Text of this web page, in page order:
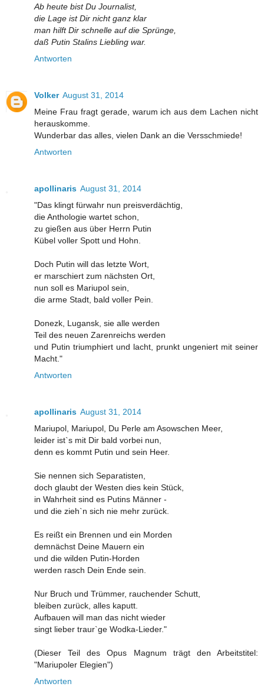
Ab heute bist Du Journalist,
die Lage ist Dir nicht ganz klar
man hilft Dir schnelle auf die Sprünge,
daß Putin Stalins Liebling war.
Antworten
Volker August 31, 2014
Meine Frau fragt gerade, warum ich aus dem Lachen nicht
herauskomme.
Wunderbar das alles, vielen Dank an die Versschmiede!
Antworten
apollinaris August 31, 2014
"Das klingt fürwahr nun preisverdächtig,
die Anthologie wartet schon,
zu gießen aus über Herrn Putin
Kübel voller Spott und Hohn.
Doch Putin will das letzte Wort,
er marschiert zum nächsten Ort,
nun soll es Mariupol sein,
die arme Stadt, bald voller Pein.
Donezk, Lugansk, sie alle werden
Teil des neuen Zarenreichs werden
und Putin triumphiert und lacht, prunkt ungeniert mit seiner
Macht."
Antworten
apollinaris August 31, 2014
Mariupol, Mariupol, Du Perle am Asowschen Meer,
leider ist`s mit Dir bald vorbei nun,
denn es kommt Putin und sein Heer.
Sie nennen sich Separatisten,
doch glaubt der Westen dies kein Stück,
in Wahrheit sind es Putins Männer -
und die zieh`n sich nie mehr zurück.
Es reißt ein Brennen und ein Morden
demnächst Deine Mauern ein
und die wilden Putin-Horden
werden rasch Dein Ende sein.
Nur Bruch und Trümmer, rauchender Schutt,
bleiben zurück, alles kaputt.
Aufbauen will man das nicht wieder
singt lieber traur`ge Wodka-Lieder."
(Dieser Teil des Opus Magnum trägt den Arbeitstitel:
"Mariupoler Elegien")
Antworten